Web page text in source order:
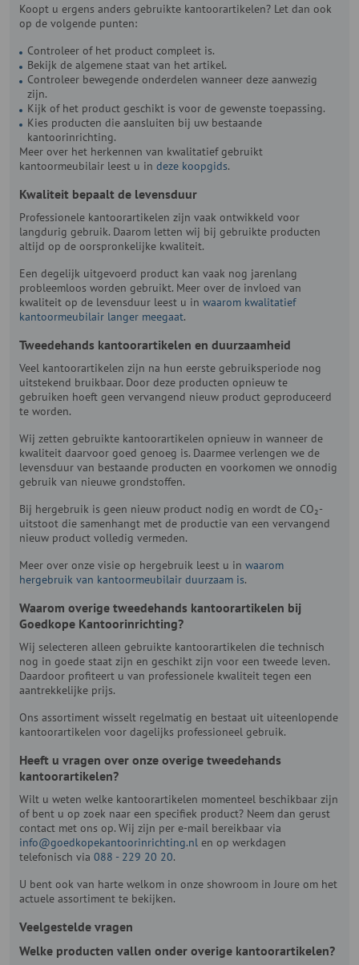
Koopt u ergens anders gebruikte kantoorartikelen? Let dan ook
op de volgende punten:
Controleer of het product compleet is.
Bekijk de algemene staat van het artikel.
Controleer bewegende onderdelen wanneer deze aanwezig
zijn.
Kijk of het product geschikt is voor de gewenste toepassing.
Kies producten die aansluiten bij uw bestaande
kantoorinrichting.
Meer over het herkennen van kwalitatief gebruikt
kantoormeubilair leest u in deze koopgids.
Kwaliteit bepaalt de levensduur
Professionele kantoorartikelen zijn vaak ontwikkeld voor
langdurig gebruik. Daarom letten wij bij gebruikte producten
altijd op de oorspronkelijke kwaliteit.
Een degelijk uitgevoerd product kan vaak nog jarenlang
probleemloos worden gebruikt. Meer over de invloed van
kwaliteit op de levensduur leest u in waarom kwalitatief
kantoormeubilair langer meegaat.
Tweedehands kantoorartikelen en duurzaamheid
Veel kantoorartikelen zijn na hun eerste gebruiksperiode nog
uitstekend bruikbaar. Door deze producten opnieuw te
gebruiken hoeft geen vervangend nieuw product geproduceerd
te worden.
Wij zetten gebruikte kantoorartikelen opnieuw in wanneer de
kwaliteit daarvoor goed genoeg is. Daarmee verlengen we de
levensduur van bestaande producten en voorkomen we onnodig
gebruik van nieuwe grondstoffen.
Bij hergebruik is geen nieuw product nodig en wordt de CO₂-
uitstoot die samenhangt met de productie van een vervangend
nieuw product volledig vermeden.
Meer over onze visie op hergebruik leest u in waarom
hergebruik van kantoormeubilair duurzaam is.
Waarom overige tweedehands kantoorartikelen bij
Goedkope Kantoorinrichting?
Wij selecteren alleen gebruikte kantoorartikelen die technisch
nog in goede staat zijn en geschikt zijn voor een tweede leven.
Daardoor profiteert u van professionele kwaliteit tegen een
aantrekkelijke prijs.
Ons assortiment wisselt regelmatig en bestaat uit uiteenlopende
kantoorartikelen voor dagelijks professioneel gebruik.
Heeft u vragen over onze overige tweedehands
kantoorartikelen?
Wilt u weten welke kantoorartikelen momenteel beschikbaar zijn
of bent u op zoek naar een specifiek product? Neem dan gerust
contact met ons op. Wij zijn per e-mail bereikbaar via
info@goedkopekantoorinrichting.nl en op werkdagen
telefonisch via 088 - 229 20 20.
U bent ook van harte welkom in onze showroom in Joure om het
actuele assortiment te bekijken.
Veelgestelde vragen
Welke producten vallen onder overige kantoorartikelen?